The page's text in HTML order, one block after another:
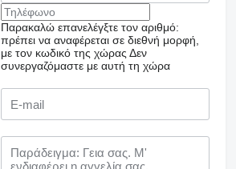
Ζητήστε πρόσθετες
φωτογραφίες
Παρακαλώ επανελέγξτε τον αριθμό:
πρέπει να αναφέρεται σε διεθνή μορφή,
με τον κωδικό της χώρας Δεν
συνεργαζόμαστε με αυτή τη χώρα